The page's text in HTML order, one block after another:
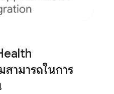
ามารถในการ